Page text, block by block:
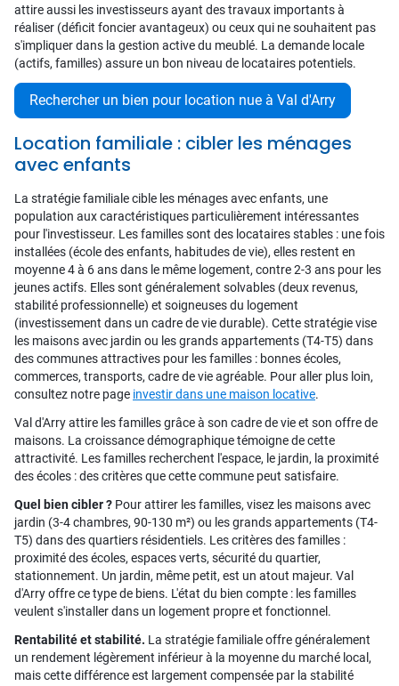
attire aussi les investisseurs ayant des travaux importants à
réaliser (déficit foncier avantageux) ou ceux qui ne souhaitent pas
s'impliquer dans la gestion active du meublé. La demande locale
(actifs, familles) assure un bon niveau de locataires potentiels.
Rechercher un bien pour location nue à Val d'Arry
Location familiale : cibler les ménages
avec enfants
La stratégie familiale cible les ménages avec enfants, une
population aux caractéristiques particulièrement intéressantes
pour l'investisseur. Les familles sont des locataires stables : une fois
installées (école des enfants, habitudes de vie), elles restent en
moyenne 4 à 6 ans dans le même logement, contre 2-3 ans pour les
jeunes actifs. Elles sont généralement solvables (deux revenus,
stabilité professionnelle) et soigneuses du logement
(investissement dans un cadre de vie durable). Cette stratégie vise
les maisons avec jardin ou les grands appartements (T4-T5) dans
des communes attractives pour les familles : bonnes écoles,
commerces, transports, cadre de vie agréable. Pour aller plus loin,
consultez notre page investir dans une maison locative.
Val d'Arry attire les familles grâce à son cadre de vie et son offre de
maisons. La croissance démographique témoigne de cette
attractivité. Les familles recherchent l'espace, le jardin, la proximité
des écoles : des critères que cette commune peut satisfaire.
Quel bien cibler ? Pour attirer les familles, visez les maisons avec
jardin (3-4 chambres, 90-130 m²) ou les grands appartements (T4-
T5) dans des quartiers résidentiels. Les critères des familles :
proximité des écoles, espaces verts, sécurité du quartier,
stationnement. Un jardin, même petit, est un atout majeur. Val
d'Arry offre ce type de biens. L'état du bien compte : les familles
veulent s'installer dans un logement propre et fonctionnel.
Rentabilité et stabilité. La stratégie familiale offre généralement
un rendement légèrement inférieur à la moyenne du marché local,
mais cette différence est largement compensée par la stabilité